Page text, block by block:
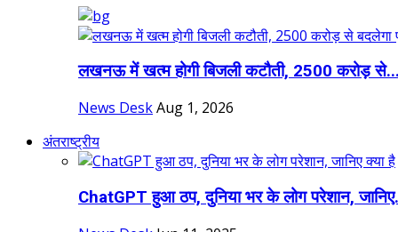
लखनऊ में खत्म होगी बिजली कटौती, 2500 करोड़
News DeskAug 1, 2026
अंतराष्ट्रीय
ChatGPT हुआ ठप, दुनिया भर के लोग परेशान,